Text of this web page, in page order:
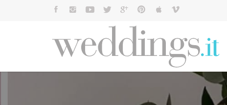
Cerca: